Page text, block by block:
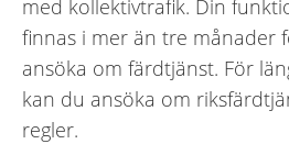
med kollektivtrafik. Din
finnas i mer än tre månader
ansöka om färdtjänst. För
kan du ansöka om
regler.